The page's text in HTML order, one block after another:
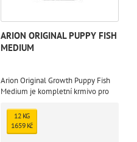
ARION ORIGINAL PUPPY FISH
MEDIUM
Arion Original Growth Puppy Fish
Medium je kompletní krmivo pro
Bezlepková receptura na bázi ryb
obsahuje unikátní kombinaci
mořských surovin, prebiotika a
12 KG
1659 Kč